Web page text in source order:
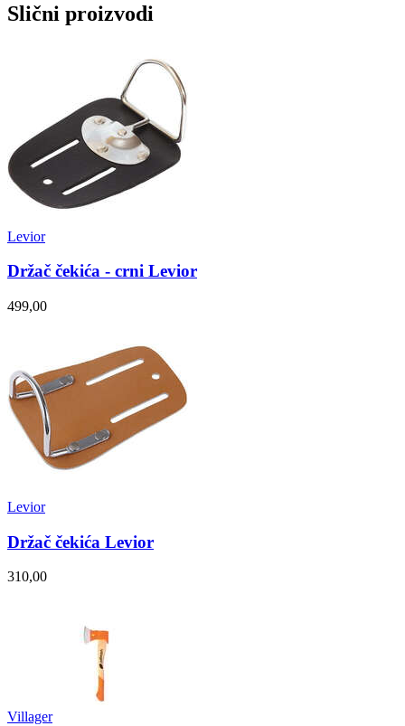
Slični proizvodi
Levior
Držač čekića - crni Levior
499,00
Levior
Držač čekića Levior
310,00
Villager